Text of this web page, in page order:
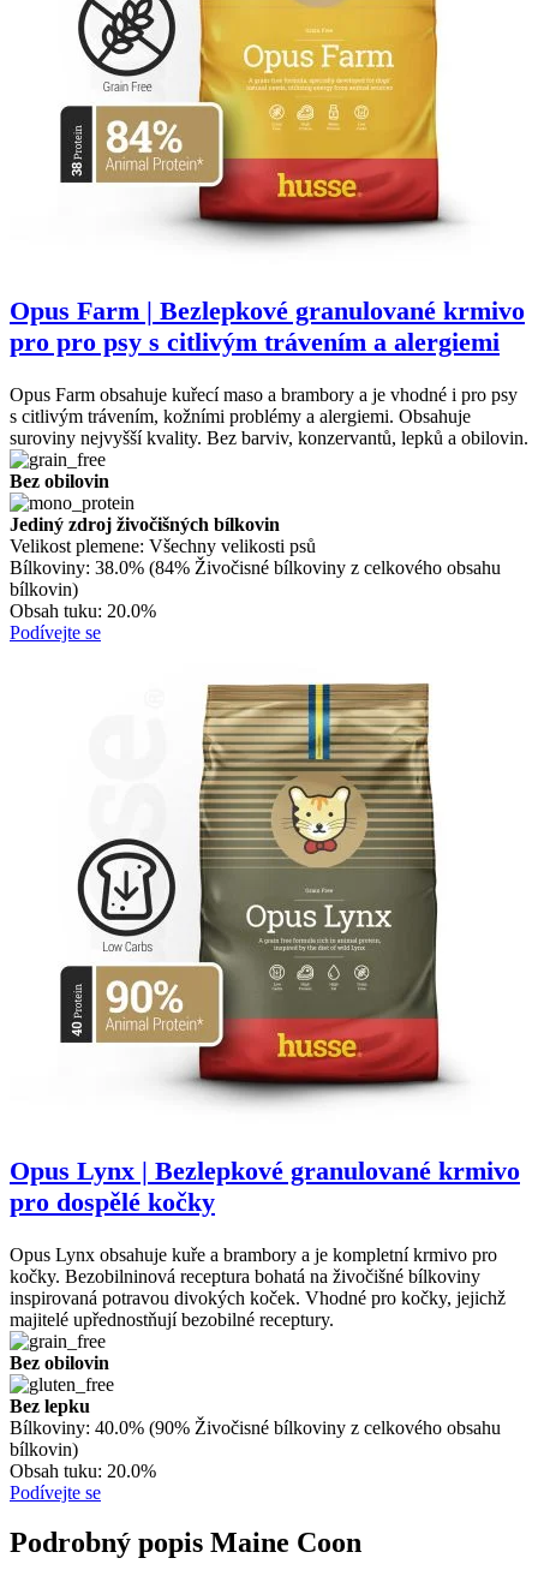
Opus Farm | Bezlepkové granulované krmivo
pro pro psy s citlivým trávením a alergiemi
Opus Farm obsahuje kuřecí maso a brambory a je vhodné i pro psy
s citlivým trávením, kožními problémy a alergiemi. Obsahuje
suroviny nejvyšší kvality. Bez barviv, konzervantů, lepků a obilovin.
Bez obilovin
Jediný zdroj živočišných bílkovin
Velikost plemene: Všechny velikosti psů
Bílkoviny: 38.0% (84% Živočisné bílkoviny z celkového obsahu
bílkovin)
Obsah tuku: 20.0%
Podívejte se
Opus Lynx | Bezlepkové granulované krmivo
pro dospělé kočky
Opus Lynx obsahuje kuře a brambory a je kompletní krmivo pro
kočky. Bezobilninová receptura bohatá na živočišné bílkoviny
inspirovaná potravou divokých koček. Vhodné pro kočky, jejichž
majitelé upřednostňují bezobilné receptury.
Bez obilovin
Bez lepku
Bílkoviny: 40.0% (90% Živočisné bílkoviny z celkového obsahu
bílkovin)
Obsah tuku: 20.0%
Podívejte se
Podrobný popis Maine Coon